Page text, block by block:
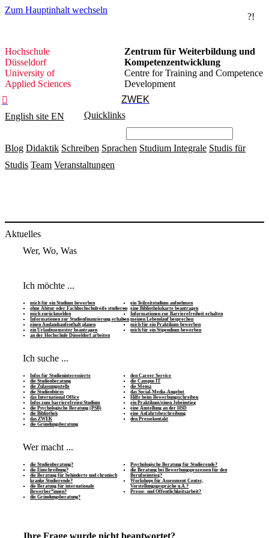
Zum Hauptinhalt wechseln
?!
Hochschule
Düsseldorf
Hochschule
Düsseldorf
University of
Applied Sciences
Zentrum für Weiterbildung und
Kompetenzentwicklung
Centre for Training and Competence
Development

ZWEK
English site EN Quicklinks
Blog Didaktik Schreiben Sprachen Studium Integrale Studis für
Studis Team Veranstaltungen
Aktuelles
Wer, Wo, Was
Ich möchte ...
mich für ein Studium bewerben
ohne Abitur oder Fachhochschulreife studieren
mich zurückmelden
Informationen zur Studienfinanzierung erhalten
einen Auslandsaufenthalt planen
ein Urlaubssemester beantragen
an der Hochschule Düsseldorf arbeiten
ein Teilzeitstudium aufnehmen
eine Bibliothekskarte beantragen
Informationen zur Barrierefreiheit erhalten
meinen Lebenslauf besprechen
mich für ein Praktikum bewerben
mich für ein Stipendium bewerben
Ich suche ...
Infos für Studieninteressierte
die Studienberatung
die Zulassungsstelle
die Studienbüros
das International Office
Infos zum barrierefreien Studium
die Psychologische Beratung (PSB)
die Bibliothek
das ZWEK
die Gründungsberatung
den Career Service
die Campus IT
die Mensa
das Social-Media-Angebot
Hilfe beim Bewerbungsschreiben
ein Praktikum/einen Jobeinstieg
eine Anstellung an der HSD
eine Anfahrtsbeschreibung
den Pressekontakt
Wer macht ...
die Studienberatung?
die Einschreibung?
die Beratung für behinderte und chronisch
kranke Studierende?
die Beratung für internationale
Bewerber*innen?
die Gründungsberatung?
Psychologische Beratung für Studierende?
die Beratung bei Bewerbungsprozessen für den
Berufseinstieg?
Workshops für Assessment Center,
Vorstellungsgespräche u.Ä.?
Presse- und Öffentlichkeitsarbeit?
Ihre Frage wurde nicht beantwortet?